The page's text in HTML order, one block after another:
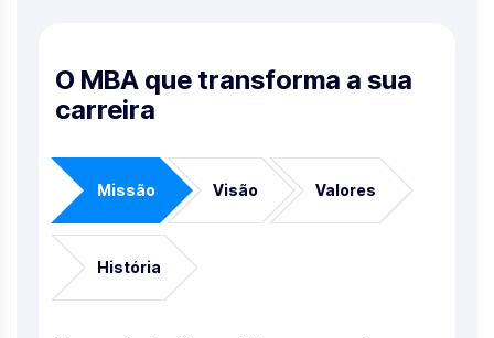
O MBA que transforma a sua
carreira
Missão Visão Valores
História